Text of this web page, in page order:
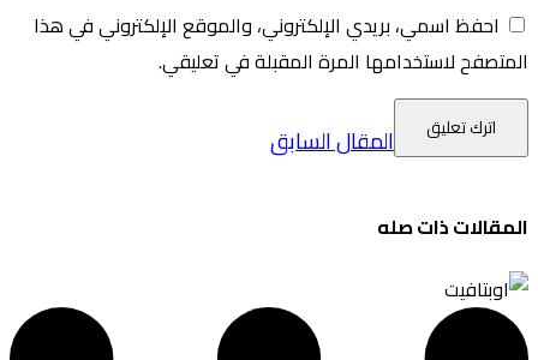
اسمي، بريدي الإلكتروني، والموقع الإلكتروني في هذا
لاستخدامها المرة المقبلة في تعليقي.
المقال السابق
ذات صله